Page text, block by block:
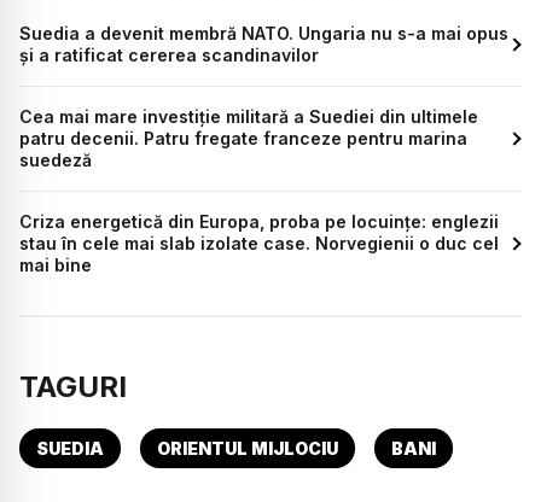
Suedia a devenit membră NATO. Ungaria nu s-a mai opus
și a ratificat cererea scandinavilor
Cea mai mare investiție militară a Suediei din ultimele
patru decenii. Patru fregate franceze pentru marina
suedeză
Criza energetică din Europa, proba pe locuințe: englezii
stau în cele mai slab izolate case. Norvegienii o duc cel
mai bine
TAGURI
SUEDIA ORIENTUL MIJLOCIU BANI